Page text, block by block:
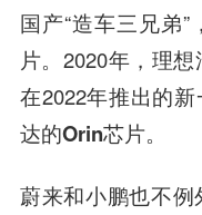
国产“造车三兄弟
片。2020年，理
在2022年推出的
达的Orin芯片。
蔚来和小鹏也不